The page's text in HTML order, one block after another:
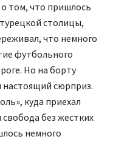
том, что пришлось
столицы,
что немного
футбольного
Но на борту
настоящий сюрприз.
куда приехал
без жестких
немного